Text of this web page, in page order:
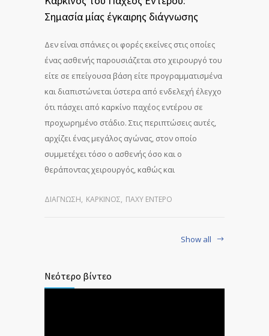
Σημασία μίας έγκαιρης διάγνωσης
Δεν είναι σπάνιες οι φορές εκείνες στις οποίες
ένας ασθενής παρουσιάζεται στο χειρουργό του
είτε σε επείγουσα βάση είτε προγραμματισμένα
και διαπιστώνεται ύστερα από ενδελεχή έλεγχο
ότι πάσχει από καρκίνο παχέος εντέρου σε
προχωρημένο στάδιο. Στις περιπτώσεις αυτές,
αρχίζει ένας μεγάλος αγώνας, στον οποίο
συμμετέχει τόσο ο ασθενής όσο και ο
θεράποντας χειρουργός, καθώς και
ΔΙΆΓΝΩΣΗ, ΚΑΡΚΊΝΟΣ, ΠΑΧΎ ΈΝΤΕΡΟ
Show all
Νεότερο βίντεο
Πρόγραμμα